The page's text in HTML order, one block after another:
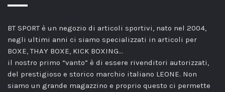
BT SPORT è un negozio di articoli sportivi, nato nel 2004,
negli ultimi anni ci siamo specializzati in articoli per
BOXE, THAY BOXE, KICK BOXING…
il nostro primo “vanto” è di essere rivenditori autorizzati,
del prestigioso e storico marchio italiano LEONE. Non
siamo un grande magazzino e proprio questo ci permette